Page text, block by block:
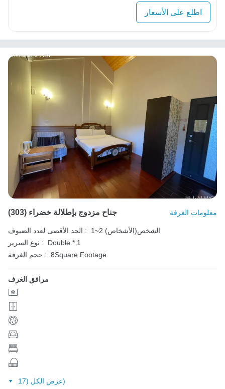
اطلع على الأسعار
(303) جناح مزدوج بإطلالة خضراء معلومات الغرفة
الحد الأقصى لعدد الضيوف :
1~2 الشخص(الأشخاص)
نوع السرير :
Double * 1
حجم الغرفة : 8Square Footage
مرافق الغرف
عرض الكل (17)